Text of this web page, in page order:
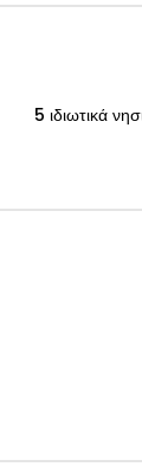
5 ιδιωτικά